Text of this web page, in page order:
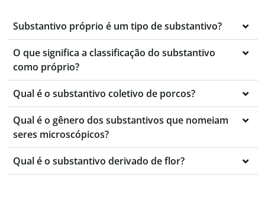
Substantivo próprio é um tipo de substantivo?
O que significa a classificação do substantivo
como próprio?
Qual é o substantivo coletivo de porcos?
Qual é o gênero dos substantivos que nomeiam
seres microscópicos?
Qual é o substantivo derivado de flor?